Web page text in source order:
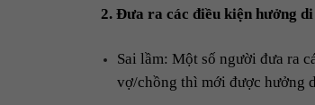
2. Đưa ra các điều kiện hưởng
Sai lầm: Một số người đưa ra
vợ/chồng thì mới được hưởng